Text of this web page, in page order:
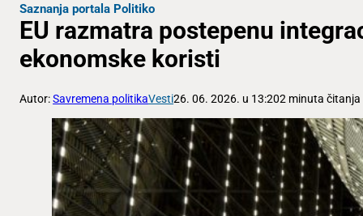
Saznanja portala Politiko
EU razmatra postepenu
ekonomske koristi
Autor:Savremena politikaVesti26. 06. 2026. u 13:202 minuta čitanja